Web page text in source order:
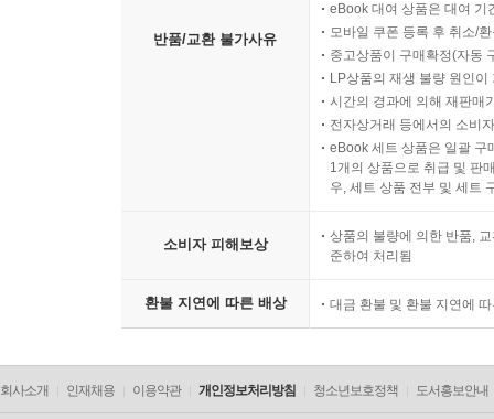
반품/교환 불가사유
eBook 대여 상품은 대여 기
모바일 쿠폰 등록 후 취소/
중고상품이 구매확정(자동
LP상품의 재생 불량 원인
시간의 경과에 의해 재판매
전자상거래 등에서의 소비
eBook 세트 상품은 일괄 구
1개의 상품으로 취급 및 판
우, 세트 상품 전부 및 세트
소비자 피해보상
상품의 불량에 의한 반품,
준하여 처리됨
환불 지연에 따른 배상 대금 환불 및 환불 지연에
회사소개 인재채용 이용약관 개인정보처리방침 청소년보호정책 도서홍보안내